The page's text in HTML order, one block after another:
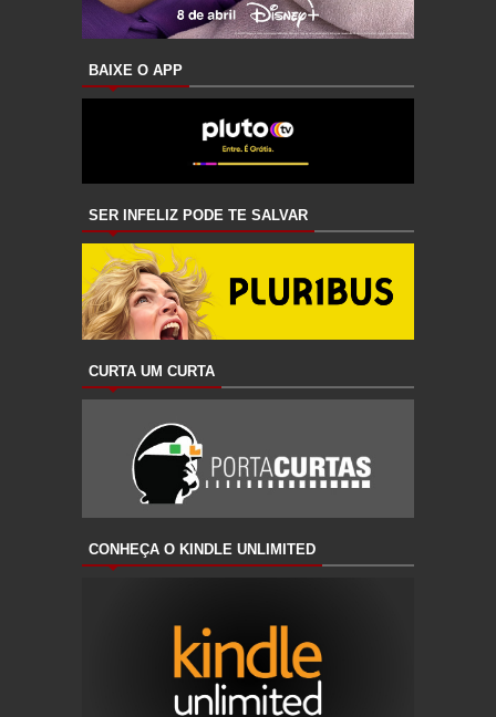
BAIXE O APP
SER INFELIZ PODE TE SALVAR
CURTA UM CURTA
CONHEÇA O KINDLE UNLIMITED